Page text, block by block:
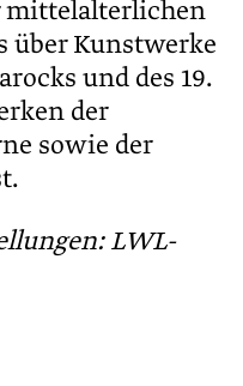
mittelalterlichen
über Kunstwerke
und des 19.
der
sowie der
LWL-